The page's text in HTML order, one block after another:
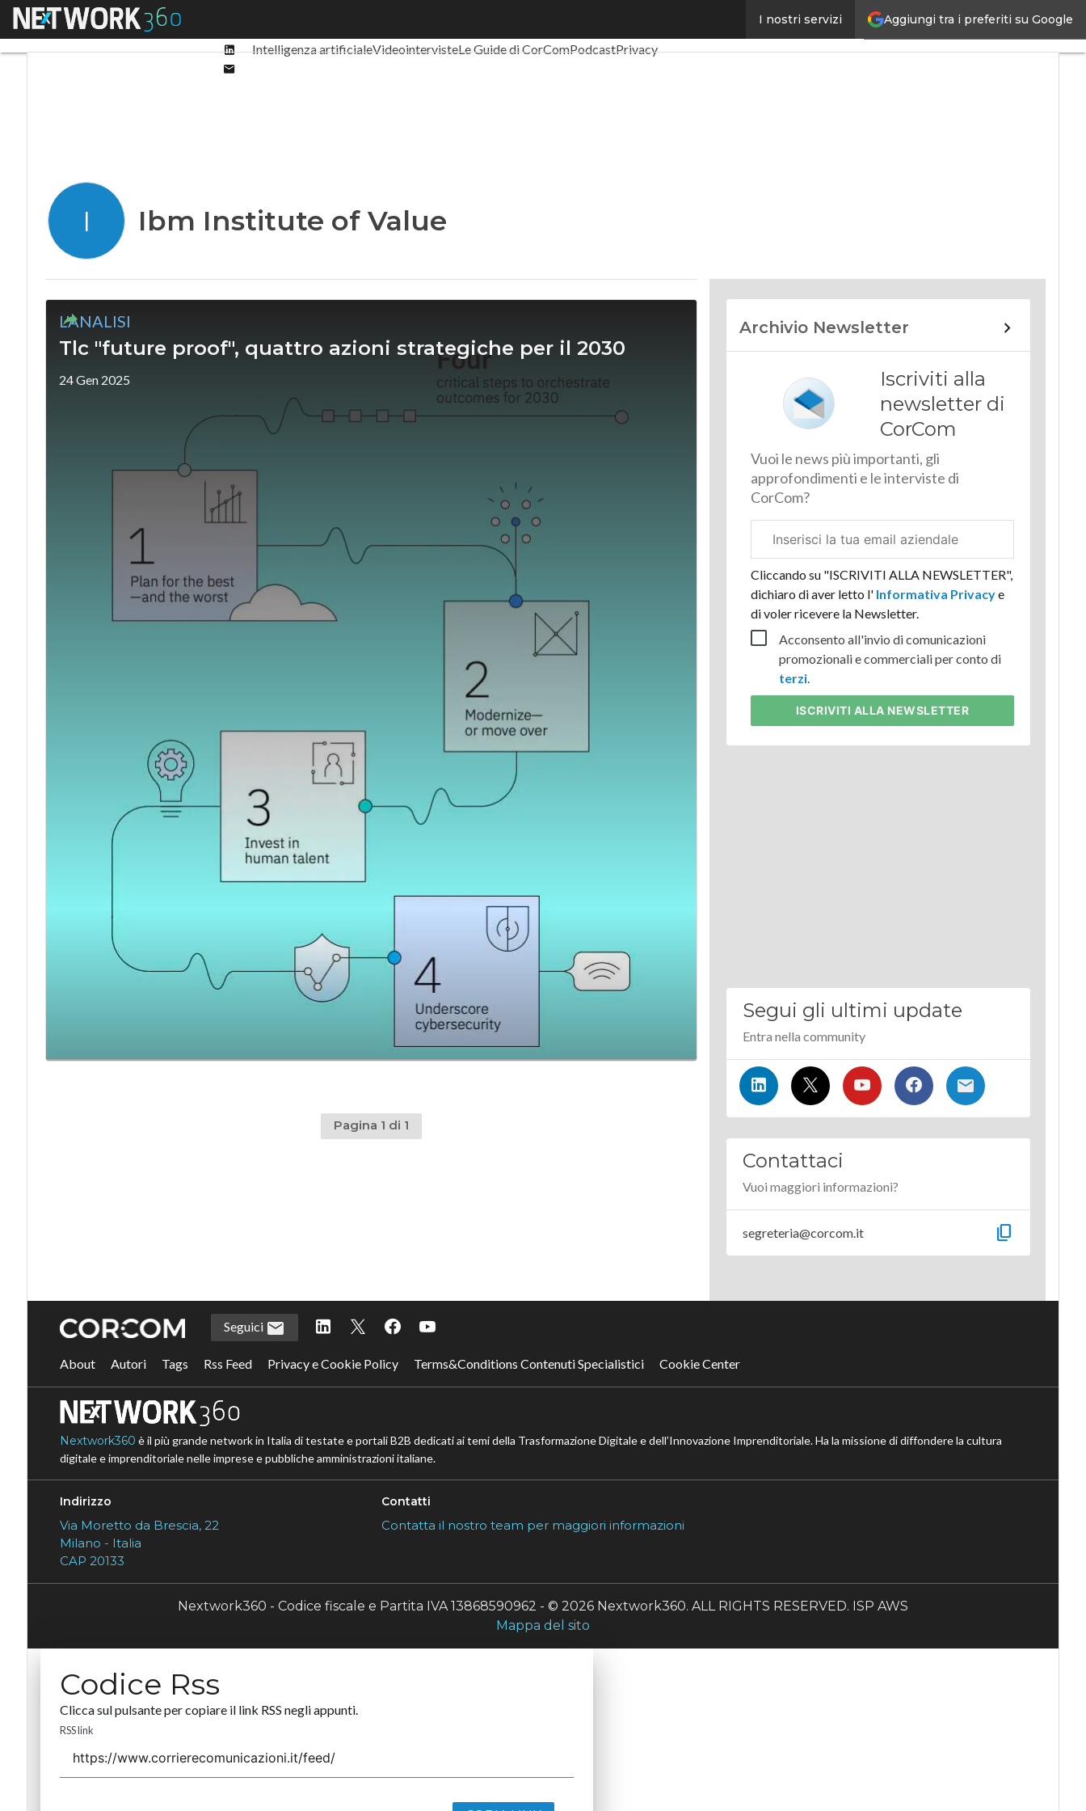
Aggiungi tra i preferiti su Google
I nostri servizi
Menu
Linkedin
Intelligenza artificialeVideointervisteLe Guide di CorComPodcastPrivacy
I Ibm Institute of Value
L'ANALISI
Tlc "future proof", quattro azioni strategiche per il 2030
24 Gen 2025
Pagina 1 di 1
Archivio Newsletter
Iscriviti alla
newsletter di
CorCom
Vuoi le news più importanti, gli
approfondimenti e le interviste di
CorCom?
aziendale
Cliccando su "ISCRIVITI ALLA NEWSLETTER",
dichiaro di aver letto l'Informativa Privacye
di voler ricevere la Newsletter.
Acconsento all'invio di comunicazioni
promozionali e commerciali per conto di
terzi.
ISCRIVITI ALLA NEWSLETTER
Segui gli ultimi update
Entra nella community
Contattaci
Vuoi maggiori informazioni?
segreteria@corcom.it content_copy
Seguici
About Autori Tags Rss Feed Privacy e Cookie Policy Terms&Conditions Contenuti Specialistici Cookie Center
Nextwork360 è il più grande network in Italia di testate e portali B2B dedicati ai temi della Trasformazione Digitale e dell’Innovazione Imprenditoriale. Ha la missione di diffondere la cultura
digitale e imprenditoriale nelle imprese e pubbliche amministrazioni italiane.
Indirizzo
Via Moretto da Brescia, 22
Milano - Italia
CAP 20133
Contatti
Contatta il nostro team per maggiori informazioni
Nextwork360 - Codice fiscale e Partita IVA 13868590962 - © 2026 Nextwork360. ALL RIGHTS RESERVED. ISP AWS
Mappa del sito
Codice Rss
Clicca sul pulsante per copiare il link RSS negli appunti.
RSS link